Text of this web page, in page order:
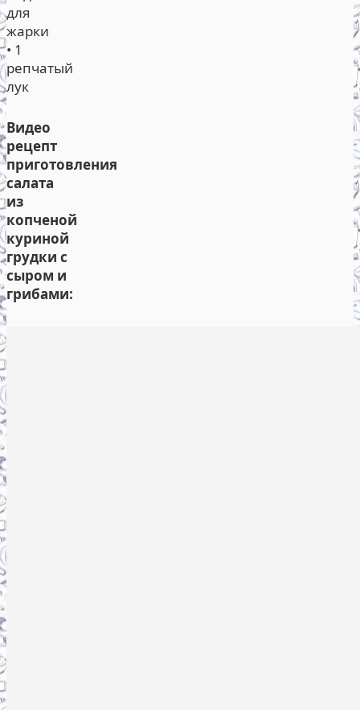
для
жарки
• 1
репчатый
лук
Видео
рецепт
приготовления
салата
из
копченой
куриной
грудки с
сыром и
грибами: